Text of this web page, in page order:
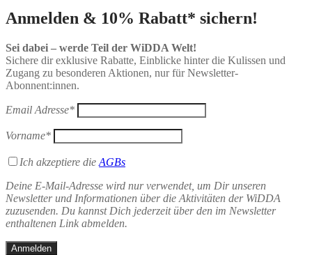
Anmelden & 10% Rabatt* sichern!
Sei dabei – werde Teil der WiDDA Welt!
Sichere dir exklusive Rabatte, Einblicke hinter die Kulissen und
Zugang zu besonderen Aktionen, nur für Newsletter-
Abonnent:innen.
Email Adresse*
Vorname*
Ich akzeptiere die AGBs
Deine E-Mail-Adresse wird nur verwendet, um Dir unseren
Newsletter und Informationen über die Aktivitäten der WiDDA
zuzusenden. Du kannst Dich jederzeit über den im Newsletter
enthaltenen Link abmelden.